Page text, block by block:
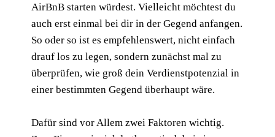
AirBnB starten würdest. Vielleicht möchtest du
auch erst einmal bei dir in der Gegend anfangen.
So oder so ist es empfehlenswert, nicht einfach
drauf los zu legen, sondern zunächst mal zu
überprüfen, wie groß dein Verdienstpotenzial in
einer bestimmten Gegend überhaupt wäre.
Dafür sind vor Allem zwei Faktoren wichtig.